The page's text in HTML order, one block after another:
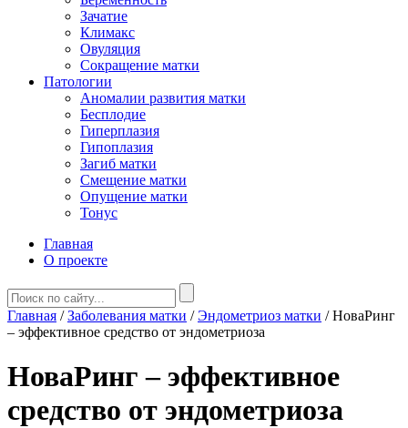
Зачатие
Климакс
Овуляция
Сокращение матки
Патологии
Аномалии развития матки
Бесплодие
Гиперплазия
Гипоплазия
Загиб матки
Смещение матки
Опущение матки
Тонус
Главная
О проекте
Главная /Заболевания матки /Эндометриоз матки /НоваРинг
– эффективное средство от эндометриоза
НоваРинг – эффективное
средство от эндометриоза